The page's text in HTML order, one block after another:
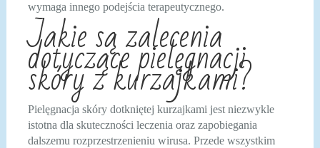
wymaga innego podejścia terapeutycznego.
Jakie są zalecenia
dotyczące pielęgnacji
skóry z kurzajkami?
Pielęgnacja skóry dotkniętej kurzajkami jest niezwykle
istotna dla skuteczności leczenia oraz zapobiegania
dalszemu rozprzestrzenieniu wirusa. Przede wszystkim